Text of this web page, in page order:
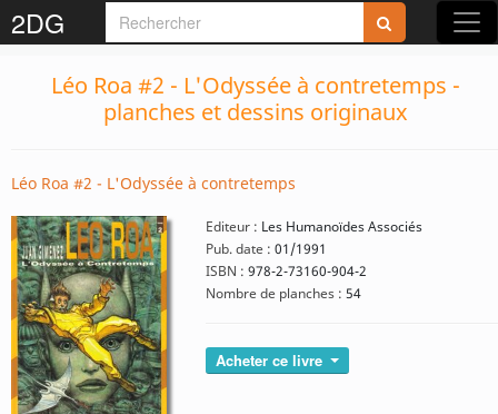
2DG
Léo Roa #2 - L'Odyssée à contretemps -
planches et dessins originaux
Léo Roa #2 - L'Odyssée à contretemps
Editeur : Les Humanoïdes Associés
Pub. date : 01/1991
ISBN : 978-2-73160-904-2
Nombre de planches : 54
Acheter ce livre